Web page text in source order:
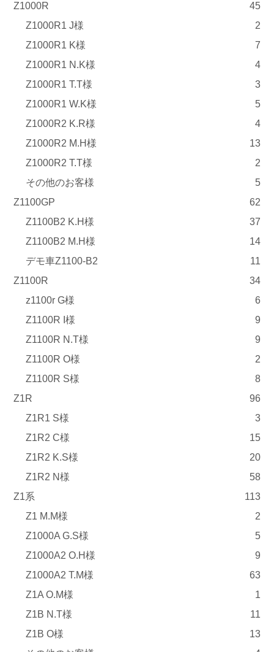
Z1000R
45
Z1000R1 J様
2
Z1000R1 K様
7
Z1000R1 N.K様
4
Z1000R1 T.T様
3
Z1000R1 W.K様
5
Z1000R2 K.R様
4
Z1000R2 M.H様
13
Z1000R2 T.T様
2
その他のお客様
5
Z1100GP
62
Z1100B2 K.H様
37
Z1100B2 M.H様
14
デモ車Z1100-B2
11
Z1100R
34
z1100r G様
6
Z1100R I様
9
Z1100R N.T様
9
Z1100R O様
2
Z1100R S様
8
Z1R
96
Z1R1 S様
3
Z1R2 C様
15
Z1R2 K.S様
20
Z1R2 N様
58
Z1系
113
Z1 M.M様
2
Z1000A G.S様
5
Z1000A2 O.H様
9
Z1000A2 T.M様
63
Z1A O.M様
1
Z1B N.T様
11
Z1B O様
13